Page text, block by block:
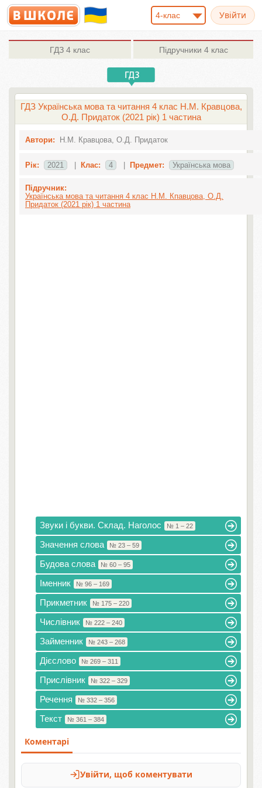
4-клас
ГДЗ 4 клас Підручники 4 клас
ГДЗ Українська мова та читання 4 клас Н.М. Кравцова,
О.Д. Придаток (2021 рік) 1 частина
Автори: Н.М. Кравцова, О.Д. Придаток
Рік: 2021 Клас: 4 Предмет: Українська мова
Підручник:
Українська мова та читання 4 клас Н.М. Кпавцова, О.Д.
Придаток (2021 рік) 1 частина
Звуки і букви. Склад. Наголос № 1 – 22
Значення слова № 23 – 59
Будова слова № 60 – 95
Іменник № 96 – 169
Прикметник № 175 – 220
Числівник № 222 – 240
Займенник № 243 – 268
Дієслово № 269 – 311
Прислівник № 322 – 329
Речення № 332 – 356
Текст № 361 – 384